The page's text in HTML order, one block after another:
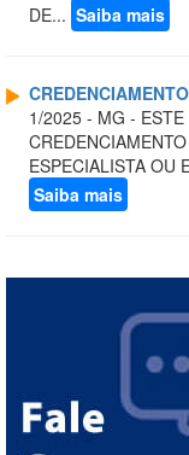
DE... Saiba mais
CREDENCIAMENTO
1/2025 - MG -
ESPECIALISTA OU
Saiba mais